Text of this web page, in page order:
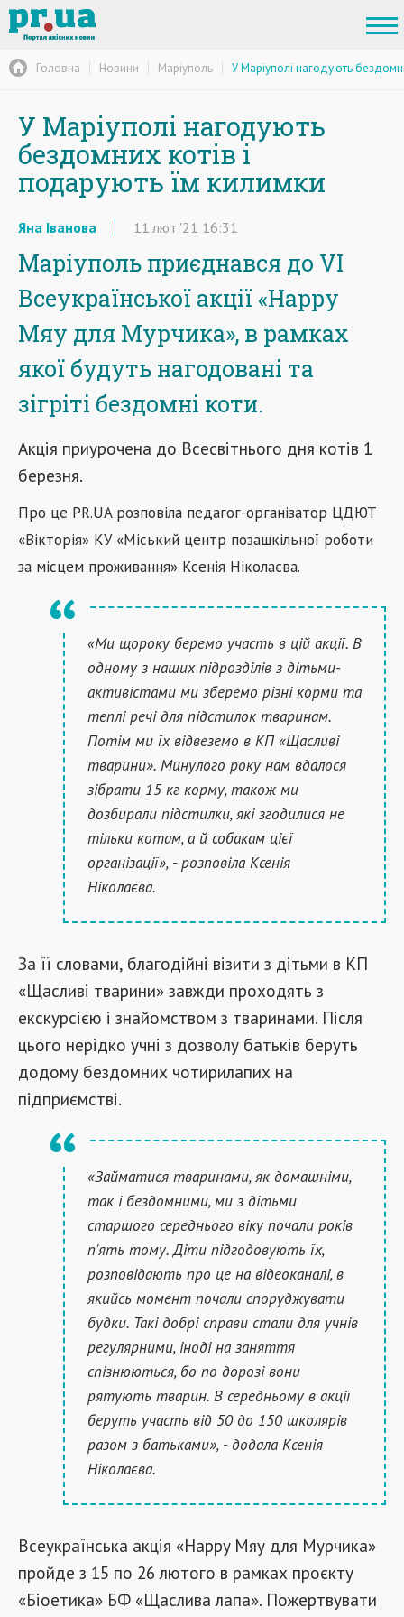
Головна Новини Маріуполь У Маріуполі нагодують
У Маріуполі нагодують
бездомних котів і
подарують їм килимки
Яна Іванова 11 лют '21 16:31
Маріуполь приєднався до VІ
Всеукраїнської акції «Happy
Мяу для Мурчика», в рамках
якої будуть нагодовані та
зігріті бездомні коти.
Акція приурочена до Всесвітнього дня котів 1
березня.
Про це PR.UA розповіла педагог-організатор ЦДЮТ
«Вікторія» КУ «Міський центр позашкільної роботи
за місцем проживання» Ксенія Ніколаєва.
«Ми щороку беремо участь в цій акції. В
одному з наших підрозділів з дітьми-
активістами ми зберемо різні корми та
теплі речі для підстилок тваринам.
Потім ми їх відвеземо в КП «Щасливі
тварини». Минулого року нам вдалося
зібрати 15 кг корму, також ми
дозбирали підстилки, які згодилися не
тільки котам, а й собакам цієї
організації», - розповіла Ксенія
Ніколаєва.
За її словами, благодійні візити з дітьми в КП
«Щасливі тварини» завжди проходять з
екскурсією і знайомством з тваринами. Після
цього нерідко учні з дозволу батьків беруть
додому бездомних чотирилапих на
підприємстві.
«Займатися тваринами, як домашніми,
так і бездомними, ми з дітьми
старшого середнього віку почали років
п'ять тому. Діти підгодовують їх,
розповідають про це на відеоканалі, в
якийсь момент почали споруджувати
будки. Такі добрі справи стали для учнів
регулярними, іноді на заняття
спізнюються, бо по дорозі вони
рятують тварин. В середньому в акції
беруть участь від 50 до 150 школярів
разом з батьками», - додала Ксенія
Ніколаєва.
Всеукраїнська акція «Happy Мяу для Мурчика»
пройде з 15 по 26 лютого в рамках проєкту
«Біоетика» БФ «Щаслива лапа». Пожертвувати